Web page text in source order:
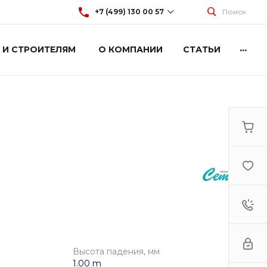
+7 (499) 130 00 57 Поиск
СТРОИТЕЛЯМ О КОМПАНИИ СТАТЬИ ...
Высота падения, мм
1.00 m